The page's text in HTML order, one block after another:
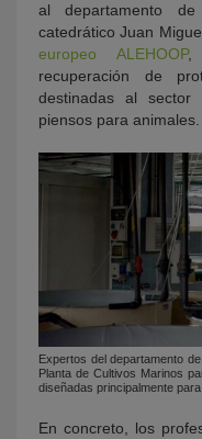
al departamento
catedrático Juan
europeo ALEHOOP,
recuperación de
destinadas al
piensos para animales.
Expertos del departamento
Planta de Cultivos Marinos
diseñadas principalmente
En concreto, los